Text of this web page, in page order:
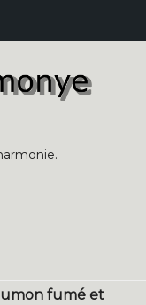
fumé et